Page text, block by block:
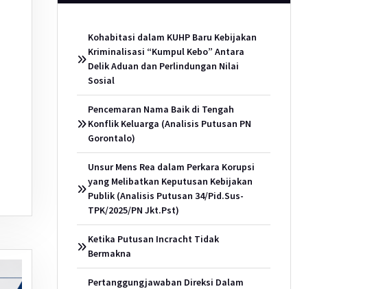
Kohabitasi dalam KUHP Baru Kebijakan
Kriminalisasi “Kumpul Kebo” Antara
Delik Aduan dan Perlindungan Nilai
Sosial
Pencemaran Nama Baik di Tengah
Konflik Keluarga (Analisis Putusan PN
Gorontalo)
Unsur Mens Rea dalam Perkara Korupsi
yang Melibatkan Keputusan Kebijakan
Publik (Analisis Putusan 34/Pid.Sus-
TPK/2025/PN Jkt.Pst)
Ketika Putusan Incracht Tidak
Bermakna
Pertanggungjawaban Direksi Dalam